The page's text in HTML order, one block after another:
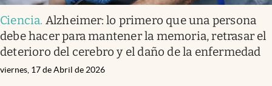
Ciencia. Alzheimer: lo primero que una persona
debe hacer para mantener la memoria, retrasar el
deterioro del cerebro y el daño de la enfermedad
viernes, 17 de Abril de 2026